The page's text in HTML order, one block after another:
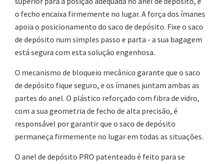
o fecho encaixa firmemente no lugar. A força dos ímanes
apoia o posicionamento do saco de depósito. Fixe o saco
de depósito num simples passo e parta - a sua bagagem
está segura com esta solução engenhosa.
O mecanismo de bloqueio mecânico garante que o saco
de depósito fique seguro, e os ímanes juntam ambas as
partes do anel. O plástico reforçado com fibra de vidro,
com a sua geometria de fecho de alta precisão, é
responsável por garantir que o saco de depósito
permaneça firmemente no lugar em todas as situações.
O anel de depósito PRO patenteado é feito para se